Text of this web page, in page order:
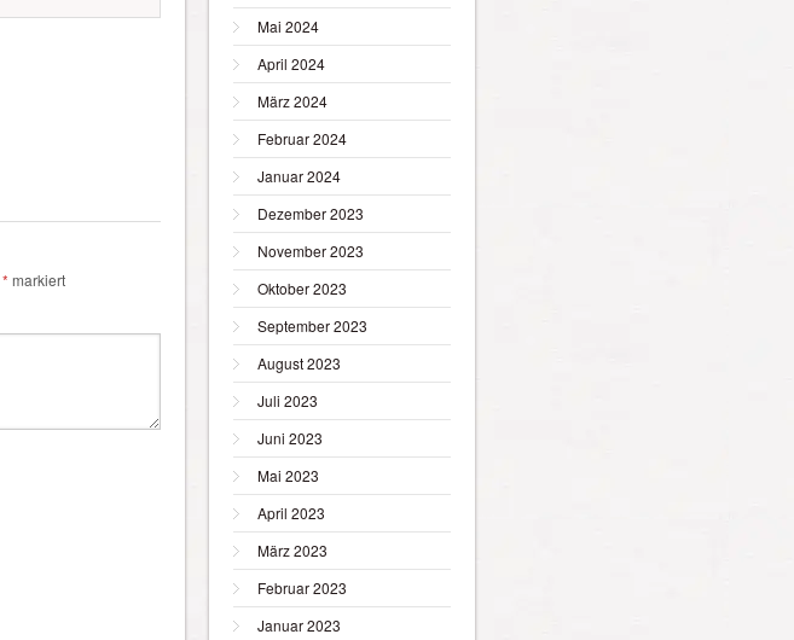
* markiert
Mai 2024
April 2024
März 2024
Februar 2024
Januar 2024
Dezember 2023
November 2023
Oktober 2023
September 2023
August 2023
Juli 2023
Juni 2023
Mai 2023
April 2023
März 2023
Februar 2023
Januar 2023